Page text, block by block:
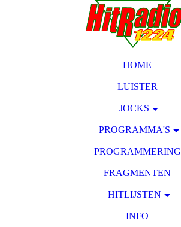
HOME
LUISTER
JOCKS
PROGRAMMA'S
PROGRAMMERING
FRAGMENTEN
HITLIJSTEN
INFO